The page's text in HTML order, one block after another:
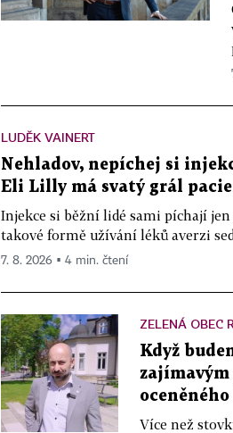
LUDĚK VAINERT
Nehladov, nepíchej si
Eli Lilly má svatý grál
Injekce si běžní lidé sami píchají
takové formě užívání léků averzi
7. 8. 2026 ▪ 4 min. čtení
ZELENÁ OBEC
Když
oceněného
Více než